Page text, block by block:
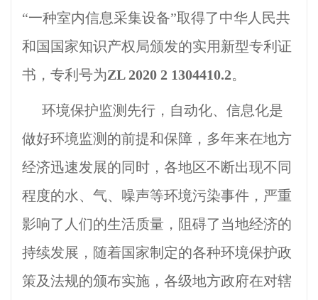
“一种室内信息采集设备”取得了中华人民共
和国国家知识产权局颁发的实用新型专利证
书，专利号为ZL 2020 2 1304410.2。
环境保护监测先行，自动化、信息化是
做好环境监测的前提和保障，多年来在地方
经济迅速发展的同时，各地区不断出现不同
程度的水、气、噪声等环境污染事件，严重
影响了人们的生活质量，阻碍了当地经济的
持续发展，随着国家制定的各种环境保护政
策及法规的颁布实施，各级地方政府在对辖